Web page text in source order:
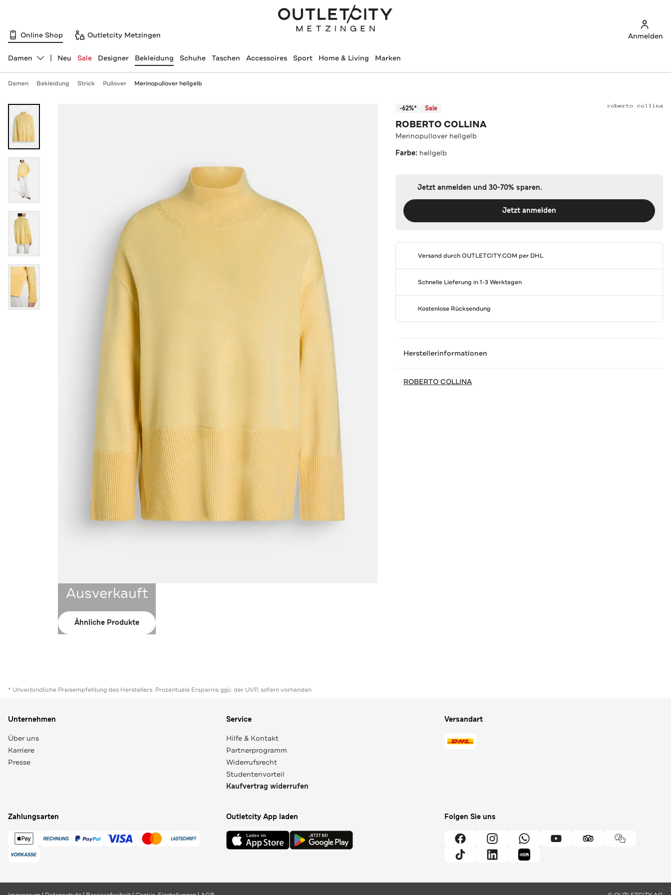
Online Shop Outletcity Metzingen Anmelden
Abteilung ändern, ausgewählt:
Damen Neu Sale Designer Bekleidung Schuhe Taschen Accessoires Sport Home & Living Marken
Damen Bekleidung Strick Pullover Merinopullover hellgelb
Ausverkauft
Ähnliche Produkte
-62%* Sale
ROBERTO COLLINA
Merinopullover hellgelb
Farbe: hellgelb
Jetzt anmelden und 30-70% sparen.
Jetzt anmelden
Versand durchOUTLETCITY.COM per DHL
Schnelle Lieferung in 1-3 Werktagen
Kostenlose Rücksendung
Herstellerinformationen
ROBERTO COLLINA
* Unverbindliche Preisempfehlung des Herstellers. Prozentuale Ersparnis ggü. der UVP, sofern vorhanden
Unternehmen
Über uns
Karriere
Presse
Service
Hilfe & Kontakt
Partnerprogramm
Widerrufsrecht
Studentenvorteil
Kaufvertrag widerrufen
Versandart
Zahlungsarten Outletcity App laden Folgen Sie uns